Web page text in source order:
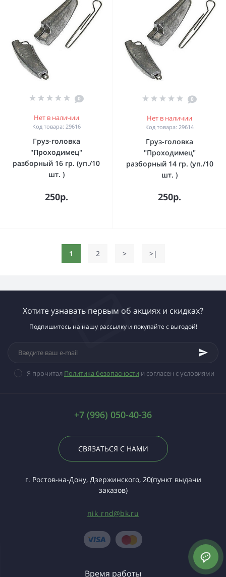
0
Нет в наличии
Код товара: 29616
Груз-головка
"Проходимец"
разборный 16 гр. (уп./10
шт. )
250р.
0
Нет в наличии
Код товара: 29614
Груз-головка
"Проходимец"
разборный 14 гр. (уп./10
шт. )
250р.
1 2 > >|
Хотите узнавать первым об акциях и скидках?
Подпишитесь на нашу рассылку и покупайте с выгодой!
Я прочитал Политика безопасности и согласен с условиями
+7 (996) 050-40-36
СВЯЗАТЬСЯ С НАМИ
г. Ростов-на-Дону, Дзержинского, 20(пункт выдачи
заказов)
nik_rnd@bk.ru
Время работы